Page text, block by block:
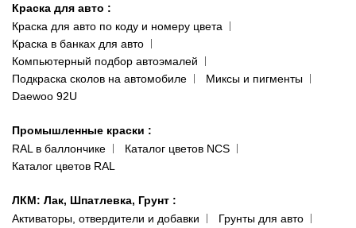
093 611-39-23
(ориентир: Интайм №40)
Одесса
пр-т Акад. Глушко, 29
066 554-97-70
Доставка и оплата
Сотрудничество
Наши публикации
Публичная оферта
Политика конфиденциальности
Краска для авто :
Краска для авто по коду и номеру цвета
Краска в банках для авто
Компьютерный подбор автоэмалей
Подкраска сколов на автомобиле
Миксы и пигменты
Daewoo 92U
Промышленные краски :
RAL в баллончике
Каталог цветов NCS
Каталог цветов RAL
ЛКМ: Лак, Шпатлевка, Грунт :
Активаторы, отвердители и добавки
Грунты для авто